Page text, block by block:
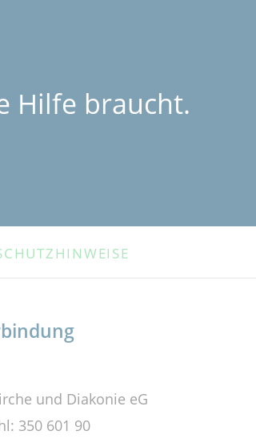
Hilfe braucht.
und Diakonie eG
350 601 90